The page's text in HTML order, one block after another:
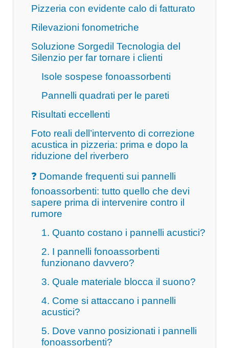
Pizzeria con evidente calo di fatturato
Rilevazioni fonometriche
Soluzione Sorgedil Tecnologia del
Silenzio per far tornare i clienti
Isole sospese fonoassorbenti
Pannelli quadrati per le pareti
Risultati eccellenti
Foto reali dell’intervento di correzione
acustica in pizzeria: prima e dopo la
riduzione del riverbero
❓ Domande frequenti sui pannelli
fonoassorbenti: tutto quello che devi
sapere prima di intervenire contro il
rumore
1. Quanto costano i pannelli acustici?
2. I pannelli fonoassorbenti
funzionano davvero?
3. Quale materiale blocca il suono?
4. Come si attaccano i pannelli
acustici?
5. Dove vanno posizionati i pannelli
fonoassorbenti?